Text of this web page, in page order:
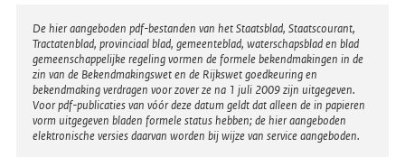
r
n
e
l
i
n
Disclaimer
De hier aangeboden pdf-bestanden van het Staatsblad, Staatscourant,
Tractatenblad, provinciaal blad, gemeenteblad, waterschapsblad en blad
gemeenschappelijke regeling vormen de formele bekendmakingen in de
zin van de Bekendmakingswet en de Rijkswet goedkeuring en
bekendmaking verdragen voor zover ze na 1 juli 2009 zijn uitgegeven.
Voor pdf-publicaties van vóór deze datum geldt dat alleen de in papieren
vorm uitgegeven bladen formele status hebben; de hier aangeboden
elektronische versies daarvan worden bij wijze van service aangeboden.